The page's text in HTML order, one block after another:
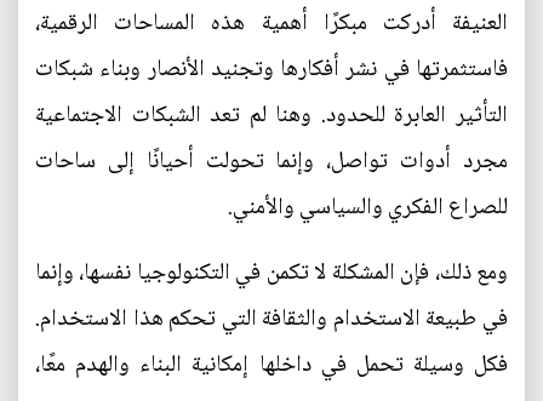
العنيفة أدركت مبكرًا أهمية هذه المساحات الرقمية،
فاستثمرتها في نشر أفكارها وتجنيد الأنصار وبناء شبكات
التأثير العابرة للحدود. وهنا لم تعد الشبكات الاجتماعية
مجرد أدوات تواصل، وإنما تحولت أحيانًا إلى ساحات
للصراع الفكري والسياسي والأمني.
ومع ذلك، فإن المشكلة لا تكمن في التكنولوجيا نفسها، وإنما
في طبيعة الاستخدام والثقافة التي تحكم هذا الاستخدام.
فكل وسيلة تحمل في داخلها إمكانية البناء والهدم معًا،